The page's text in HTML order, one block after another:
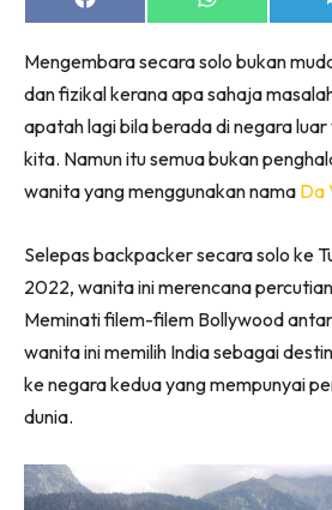
Share
on
Share
on
Mengembara secara solo bukan
dan fizikal kerana apa sahaja
apatah lagi bila berada di negara
kita. Namun itu semua bukan
wanita yang menggunakan nama Da
Selepas backpacker secara solo ke
2022, wanita ini merencana
Meminati filem-filem Bollywood
wanita ini memilih India sebagai
ke negara kedua yang mempunyai
dunia.